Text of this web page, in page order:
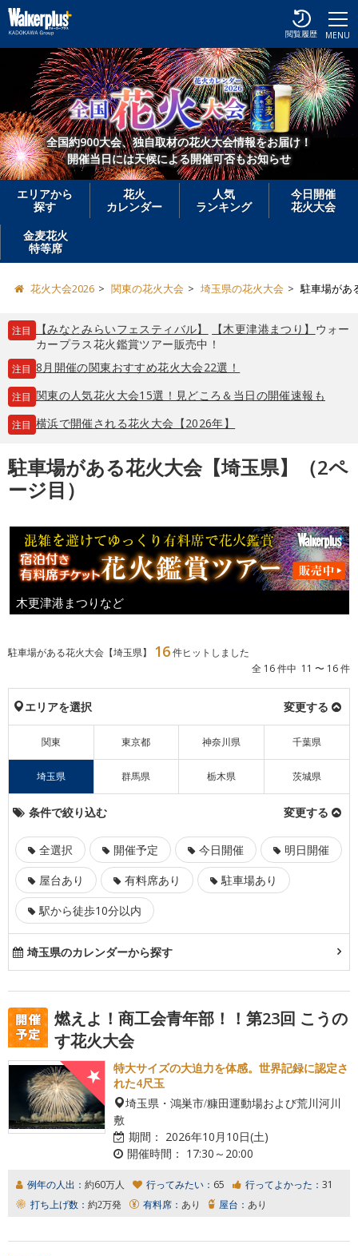
MENU
閲覧履歴
全国約900大会、独自取材の花火大会情報をお届け！
開催当日には天候による開催可否もお知らせ
エリアから
探す
花火
カレンダー
人気
ランキング
今日開催
花火大会
金麦花火
特等席
花火大会2026 関東の花火大会 埼玉県の花火大会 駐車場があ
注目 【みなとみらいフェスティバル】 【木更津港まつり】 ウォー
カープラス花火鑑賞ツアー販売中！
注目 8月開催の関東おすすめ花火大会22選！
注目 関東の人気花火大会15選！見どころ＆当日の開催速報も
注目 横浜で開催される花火大会【2026年】
駐車場がある花火大会【埼玉県】（2ペ
ージ目）
木更津港まつりなど
駐車場がある花火大会【埼玉県】 16件ヒットしました
全 16 件中 11 〜 16 件
エリアを選択 変更する
関東 東京都 神奈川県 千葉県
埼玉県 群馬県 栃木県 茨城県
条件で絞り込む 変更する
全選択 開催予定 今日開催
明日開催
屋台あり
有料席あり
駐車場あり
駅から徒歩10分以内
埼玉県のカレンダーから探す
燃えよ！商工会青年部！！第23回 こうの
す花火大会
特大サイズの大迫力を体感。世界記録に認定さ
れた4尺玉
埼玉県・鴻巣市/糠田運動場および荒川河川
敷
期間： 2026年10月10日(土)
開催時間： 17:30～20:00
例年の人出： 約60万人 行ってみたい： 65 行ってよかった： 31
打ち上げ数： 約2万発 有料席： あり 屋台： あり